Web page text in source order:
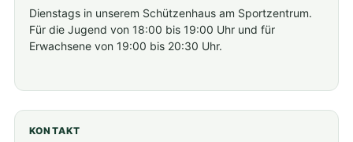
Dienstags in unserem Schützenhaus am Sportzentrum.
Für die Jugend von 18:00 bis 19:00 Uhr und für
Erwachsene von 19:00 bis 20:30 Uhr.
KONTAKT